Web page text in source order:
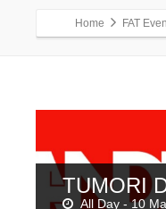
Home FAT
TUMORI
All Day - 10